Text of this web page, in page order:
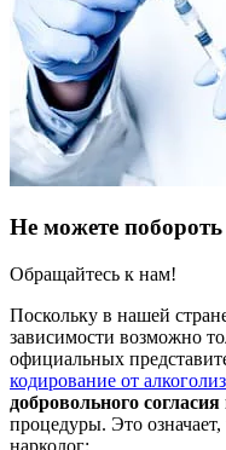
Не можете побороть
Обращайтесь к нам!
Поскольку в нашей
зависимости возможно
официальных
кодирование от
добровольного
процедуры. Это
нарколог: